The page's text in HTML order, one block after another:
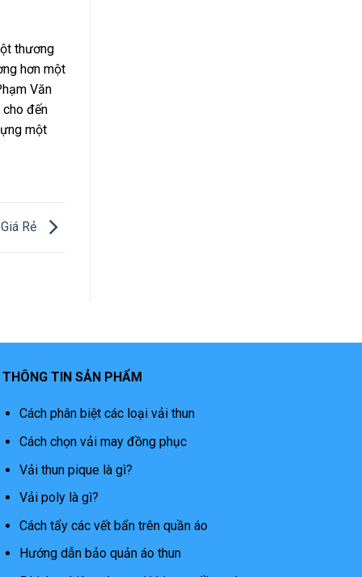
thương
hơn một
Văn
đến
một
Rẻ
THÔNG TIN SẢN PHẨM
Cách phân biệt các loại vải thun
Cách chọn vải may đồng phục
Vải thun pique là gì?
Vải poly là gì?
Cách tẩy các vết bẩn trên quần áo
Hướng dẫn bảo quản áo thun